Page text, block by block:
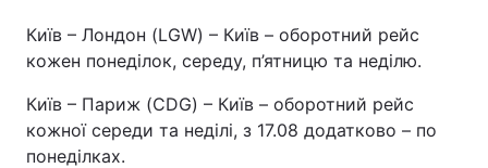
Київ – Лондон (LGW) – Київ – оборотний рейс
кожен понеділок, середу, п’ятницю та неділю.
Київ – Париж (CDG) – Київ – оборотний рейс
кожної середи та неділі, з 17.08 додатково – по
понеділках.